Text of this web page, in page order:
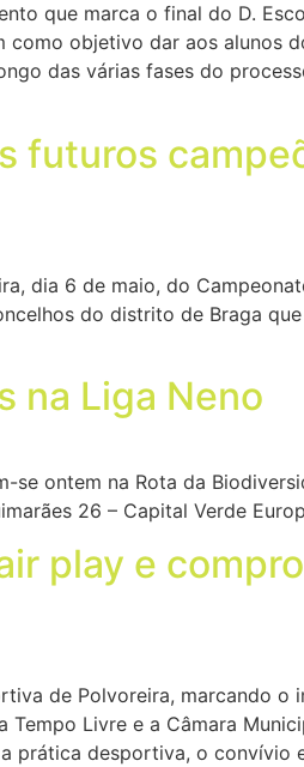
que marca o final do D.
objetivo dar aos alunos
das várias fases do
futuros
dia 6 de maio, do
do distrito de Braga
na Liga Neno
se ontem na Rota da
26 – Capital Verde
play e
de Polvoreira, marcando o
Livre e a Câmara
prática desportiva, o convívio